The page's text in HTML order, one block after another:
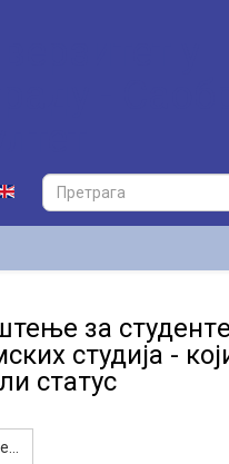
за
студија -
статус